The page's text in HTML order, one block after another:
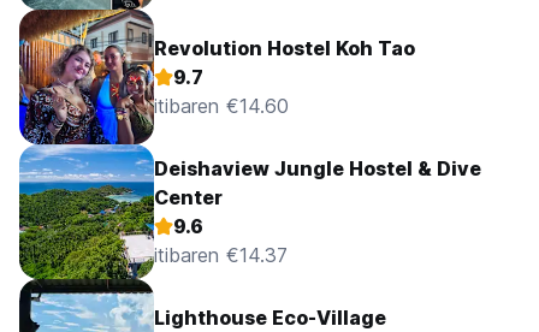
Revolution Hostel Koh Tao
9.7
itibaren €14.60
Deishaview Jungle Hostel & Dive
Center
9.6
itibaren €14.37
Lighthouse Eco-Village